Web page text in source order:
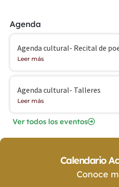
Agenda
Agenda cultural- Recital de
Leer más
Agenda cultural- Talleres
Leer más
Ver todos los eventos
Calendario
Conoce